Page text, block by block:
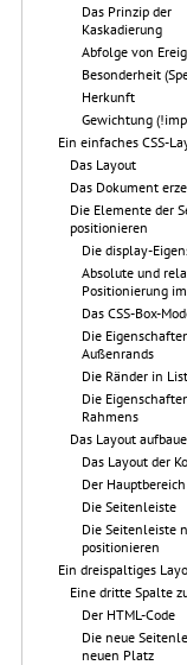
Das Prinzip der
Kaskadierung
Abfolge von
Besonderheit
Herkunft
Gewichtung
Ein einfaches CSS-
Das Layout
Das Dokument
Die Elemente der
positionieren
Die display-
Absolute und
Positionierung
Das CSS-Box-
Die
Außenrands
Die Ränder in
Die
Rahmens
Das Layout
Das Layout der
Der Hauptbereich
Die Seitenleiste
Die Seitenleiste
positionieren
Ein dreispaltiges
Eine dritte Spalte
Der HTML-Code
Die neue
neuen Platz